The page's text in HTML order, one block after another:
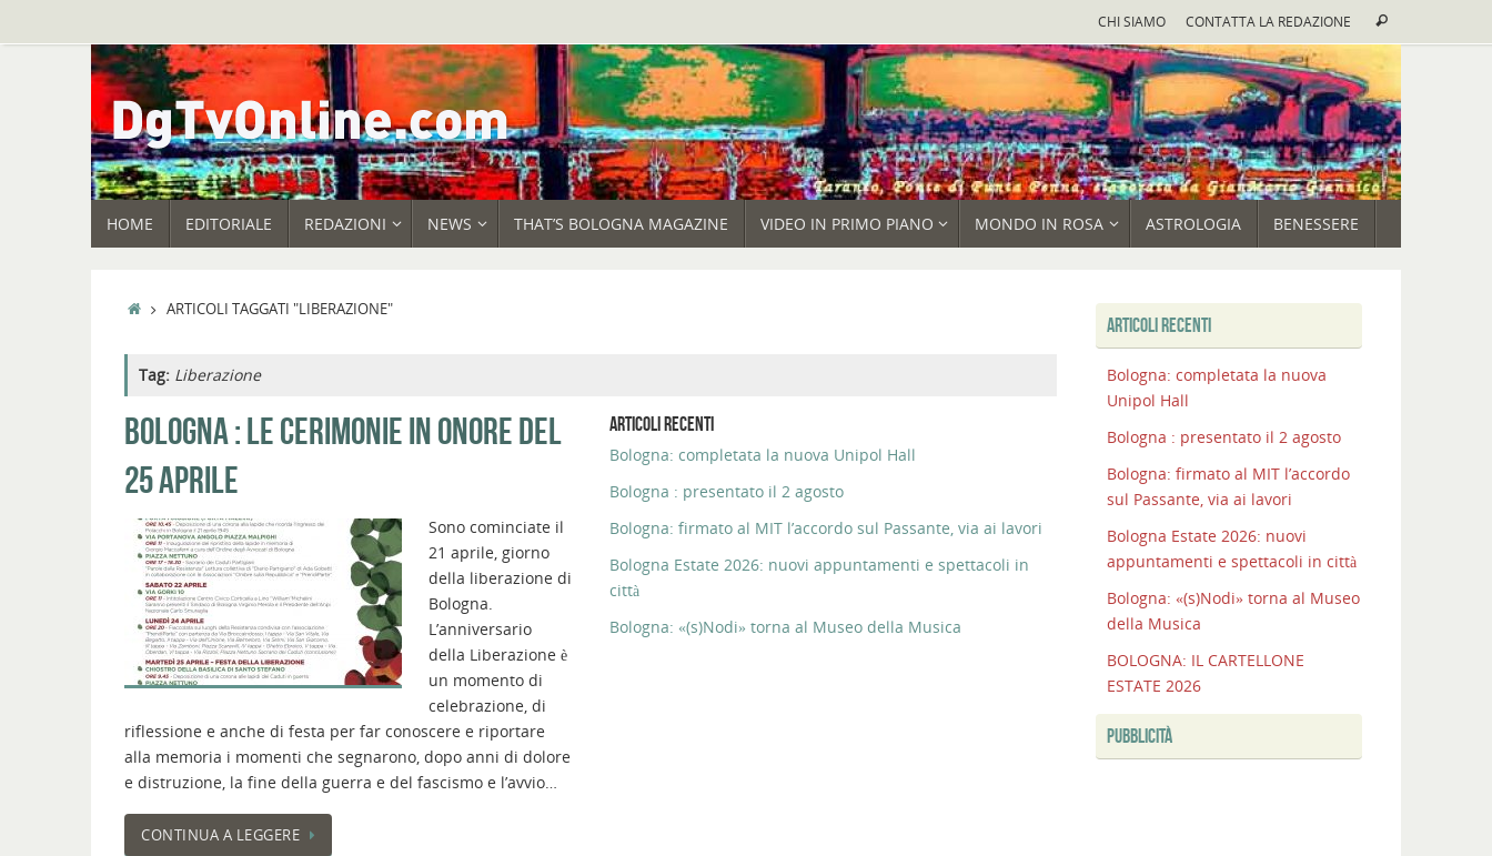
CHI SIAMO CONTATTA LA REDAZIONE Cerca
HOME EDITORIALE REDAZIONI NEWS THAT’S BOLOGNA MAGAZINE VIDEO IN PRIMO PIANO MONDO IN ROSA ASTROLOGIA BENESSERE
HOMEARTICOLI TAGGATI "LIBERAZIONE"
Tag: Liberazione
BOLOGNA : LE CERIMONIE IN ONORE DEL
25 APRILE
Sono cominciate il
21 aprile, giorno
della liberazione di
Bologna.
L’anniversario
della Liberazione è
un momento di
celebrazione, di
riflessione e anche di festa per far conoscere e riportare
alla memoria i momenti che segnarono, dopo anni di dolore
e distruzione, la fine della guerra e del fascismo e l’avvio…
CONTINUA A LEGGERE
ARTICOLI RECENTI
Bologna: completata la nuova Unipol Hall
Bologna : presentato il 2 agosto
Bologna: firmato al MIT l’accordo sul Passante, via ai lavori
Bologna Estate 2026: nuovi appuntamenti e spettacoli in
città
Bologna: «(s)Nodi» torna al Museo della Musica
ARTICOLI RECENTI
Bologna: completata la nuova
Unipol Hall
Bologna : presentato il 2 agosto
Bologna: firmato al MIT l’accordo
sul Passante, via ai lavori
Bologna Estate 2026: nuovi
appuntamenti e spettacoli in città
Bologna: «(s)Nodi» torna al Museo
della Musica
BOLOGNA: IL CARTELLONE
ESTATE 2026
PUBBLICITÀ